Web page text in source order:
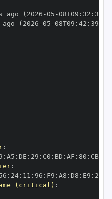
ago (2026 -05 -08T09 : 32 :
ago (2026 -05 -08T09 : 42 : 39+00
:
: A5 : DE : 29 : C0 : BD : AF : 80 : CB:
:
56 : 24: 11 : 96 : F9 : A8 : D8 : E9 : 28
(critical) :